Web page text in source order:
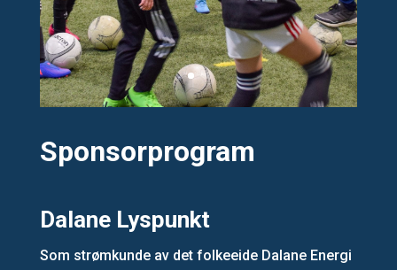
Sponsorprogram
Dalane Lyspunkt
Som strømkunde av det folkeeide Dalane Energi